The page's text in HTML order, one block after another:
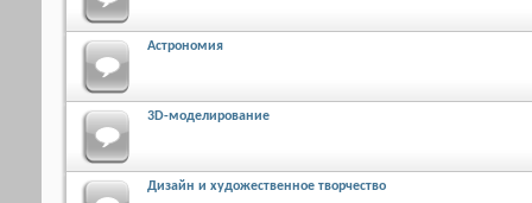
Астрономия
3D-моделирование
Дизайн и художественное творчество